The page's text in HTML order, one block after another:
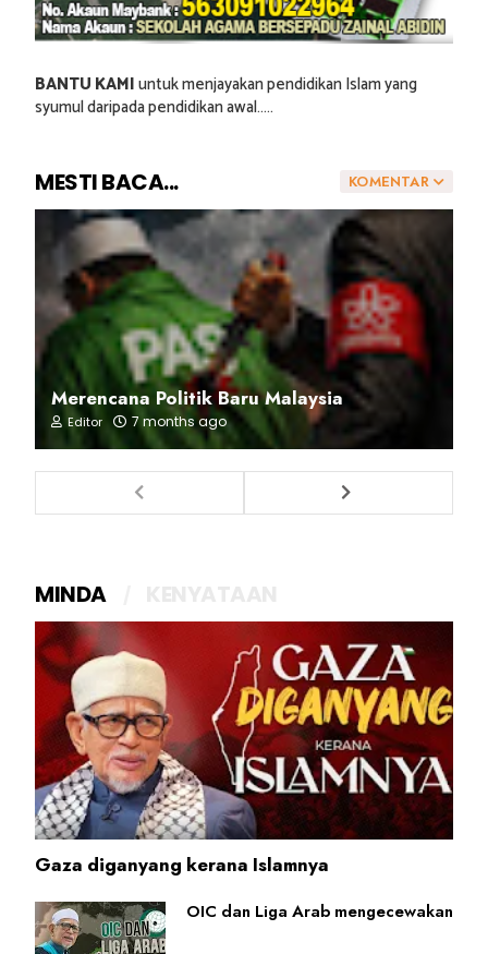
BANTU KAMIuntuk menjayakan pendidikan Islam yang
syumul daripada pendidikan awal.....
KOMENTAR
MESTI BACA...
Merencana Politik Baru Malaysia
Editor 7 months ago
MINDA
Gaza diganyang kerana Islamnya
OIC dan Liga Arab mengecewakan